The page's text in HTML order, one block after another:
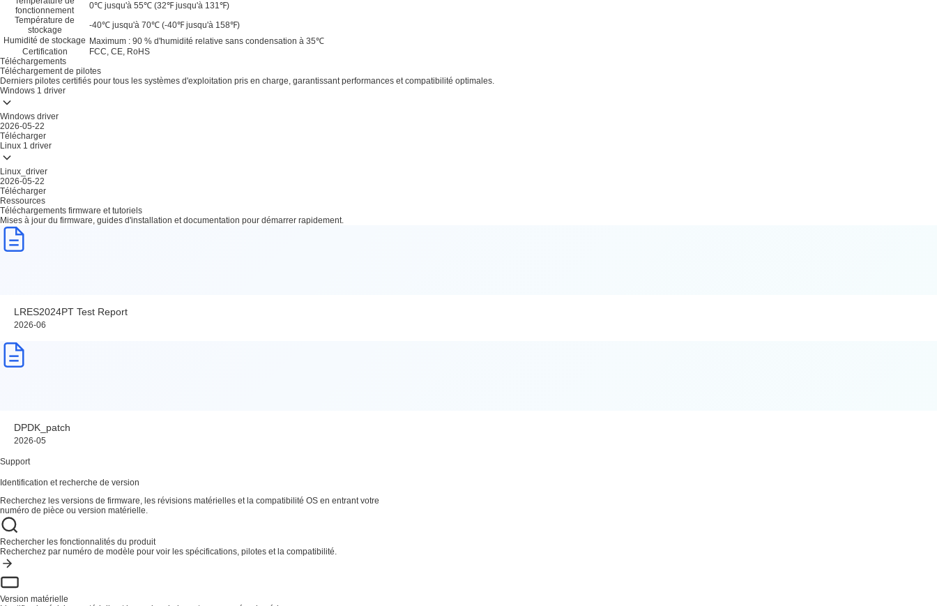
fonctionnement
0℃ jusqu'à 55℃ (32℉ jusqu'à 131℉)
Température de
stockage
-40℃ jusqu'à 70℃ (-40℉ jusqu'à 158℉)
Humidité de stockage Maximum : 90 % d'humidité relative sans condensation à 35℃
Certification
FCC, CE, RoHS
Téléchargements
Téléchargement de pilotes
Derniers pilotes certifiés pour tous les systèmes d'exploitation pris en charge, garantissant performances et compatibilité optimales.
Windows 1 driver
Windows driver
2026-05-22
Télécharger
Linux 1 driver
Linux_driver
2026-05-22
Télécharger
Ressources
Téléchargements firmware et tutoriels
Mises à jour du firmware, guides d'installation et documentation pour démarrer rapidement.
LRES2024PT Test Report
2026-06
DPDK_patch
2026-05
Support
Identification et recherche de version
Recherchez les versions de firmware, les révisions matérielles et la compatibilité OS en entrant votre
numéro de pièce ou version matérielle.
Rechercher les fonctionnalités du produit
Recherchez par numéro de modèle pour voir les spécifications, pilotes et la compatibilité.
Version matérielle